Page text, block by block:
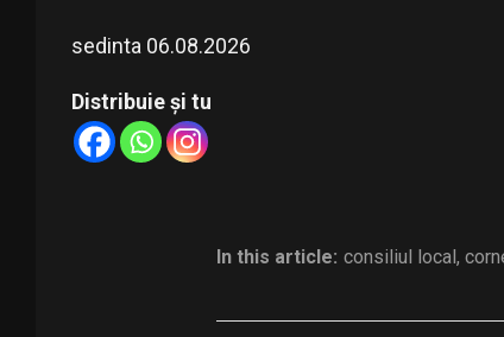
sedinta 06.08.2026
Distribuie și tu
In this article: consiliul local,